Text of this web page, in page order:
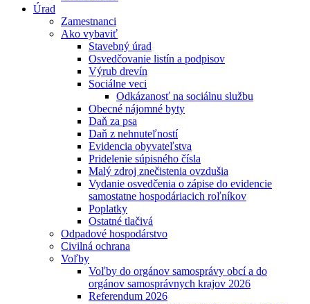
Úrad
Zamestnanci
Ako vybaviť
Stavebný úrad
Osvedčovanie listín a podpisov
Výrub drevín
Sociálne veci
Odkázanosť na sociálnu službu
Obecné nájomné byty
Daň za psa
Daň z nehnuteľností
Evidencia obyvateľstva
Pridelenie súpisného čísla
Malý zdroj znečistenia ovzdušia
Vydanie osvedčenia o zápise do evidencie
samostatne hospodáriacich roľníkov
Poplatky
Ostatné tlačivá
Odpadové hospodárstvo
Civilná ochrana
Voľby
Voľby do orgánov samosprávy obcí a do
orgánov samosprávnych krajov 2026
Referendum 2026